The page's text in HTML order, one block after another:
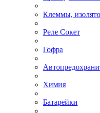
Клеммы,
Реле Сокет
Гофра
Химия
Батарейки